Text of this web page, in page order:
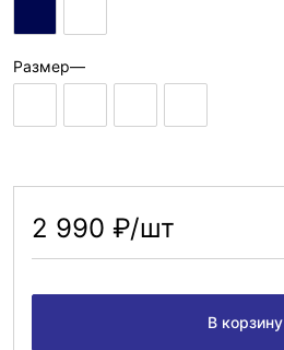
Размер—
2 990 ₽/шт
В корзину